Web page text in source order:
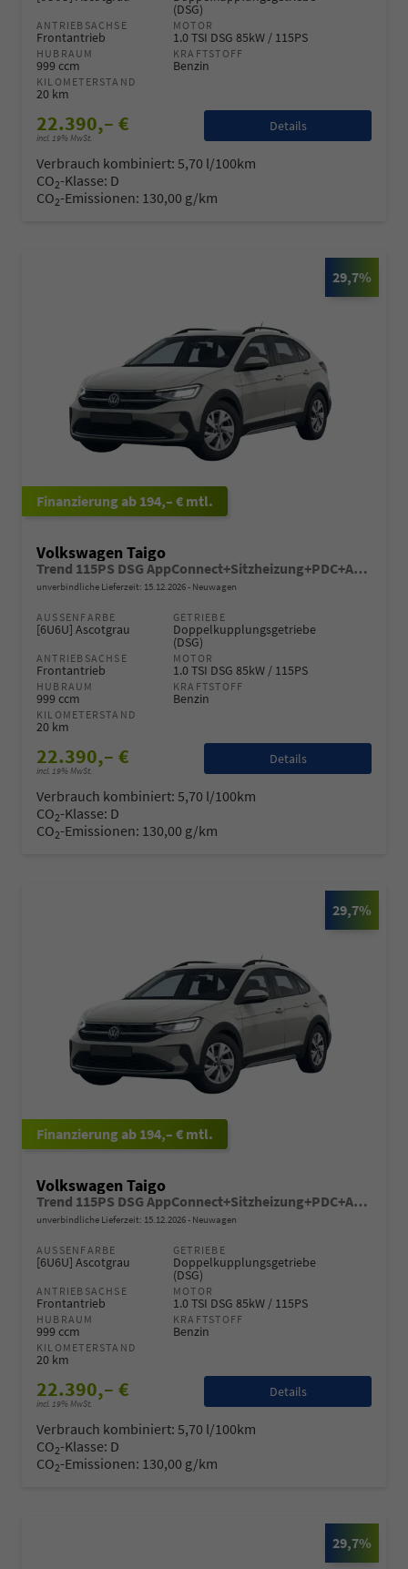
(DSG)
ANTRIEBSACHSE
Frontantrieb
MOTOR
1.0 TSI DSG 85kW / 115PS
HUBRAUM
999 ccm
KRAFTSTOFF
Benzin
KILOMETERSTAND
20 km
22.390,– €
incl. 19% MwSt.
Details
Verbrauch kombiniert: 5,70 l/100km
CO2-Klasse: D
CO2-Emissionen: 130,00 g/km
29,7%
ab 194,– € mtl.
Volkswagen Taigo
Trend 115PS DSG AppConnect+Sitzheizung+PDC+Alu16+LED+DAB+FrontAssist
unverbindliche Lieferzeit: 15.12.2026 Neuwagen
AUSSENFARBE
[6U6U] Ascotgrau
GETRIEBE
Doppelkupplungsgetriebe
(DSG)
ANTRIEBSACHSE
Frontantrieb
MOTOR
1.0 TSI DSG 85kW / 115PS
HUBRAUM
999 ccm
KRAFTSTOFF
Benzin
KILOMETERSTAND
20 km
22.390,– €
incl. 19% MwSt.
Details
Verbrauch kombiniert: 5,70 l/100km
CO2-Klasse: D
CO2-Emissionen: 130,00 g/km
29,7%
ab 194,– € mtl.
Volkswagen Taigo
Trend 115PS DSG AppConnect+Sitzheizung+PDC+Alu16+LED+DAB+FrontAssist
unverbindliche Lieferzeit: 15.12.2026 Neuwagen
AUSSENFARBE
[6U6U] Ascotgrau
GETRIEBE
Doppelkupplungsgetriebe
(DSG)
ANTRIEBSACHSE
Frontantrieb
MOTOR
1.0 TSI DSG 85kW / 115PS
HUBRAUM
999 ccm
KRAFTSTOFF
Benzin
KILOMETERSTAND
20 km
22.390,– €
incl. 19% MwSt.
Details
Verbrauch kombiniert: 5,70 l/100km
CO2-Klasse: D
CO2-Emissionen: 130,00 g/km
29,7%